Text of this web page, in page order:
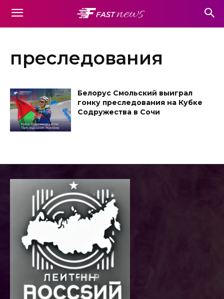
преследования
Белорус Смольский выиграл
гонку преследования на Кубке
Содружества в Сочи